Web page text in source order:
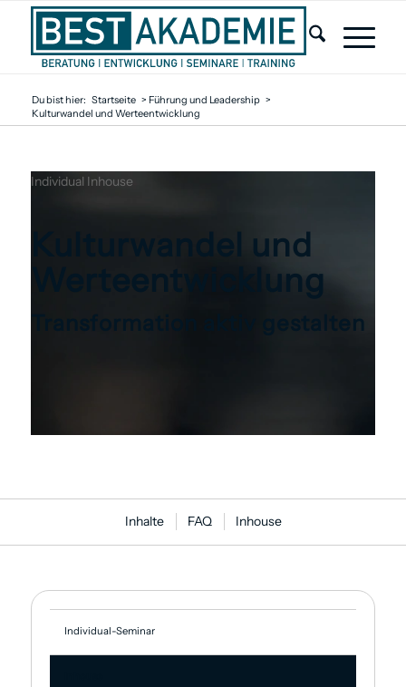
Du bist hier: Startseite > Führung und Leadership >
Kulturwandel und Werteentwicklung
Individual Inhouse
Kulturwandel und
Werte­entwicklung
Transformation aktiv gestalten
Inhalte FAQ Inhouse
Individual-Seminar